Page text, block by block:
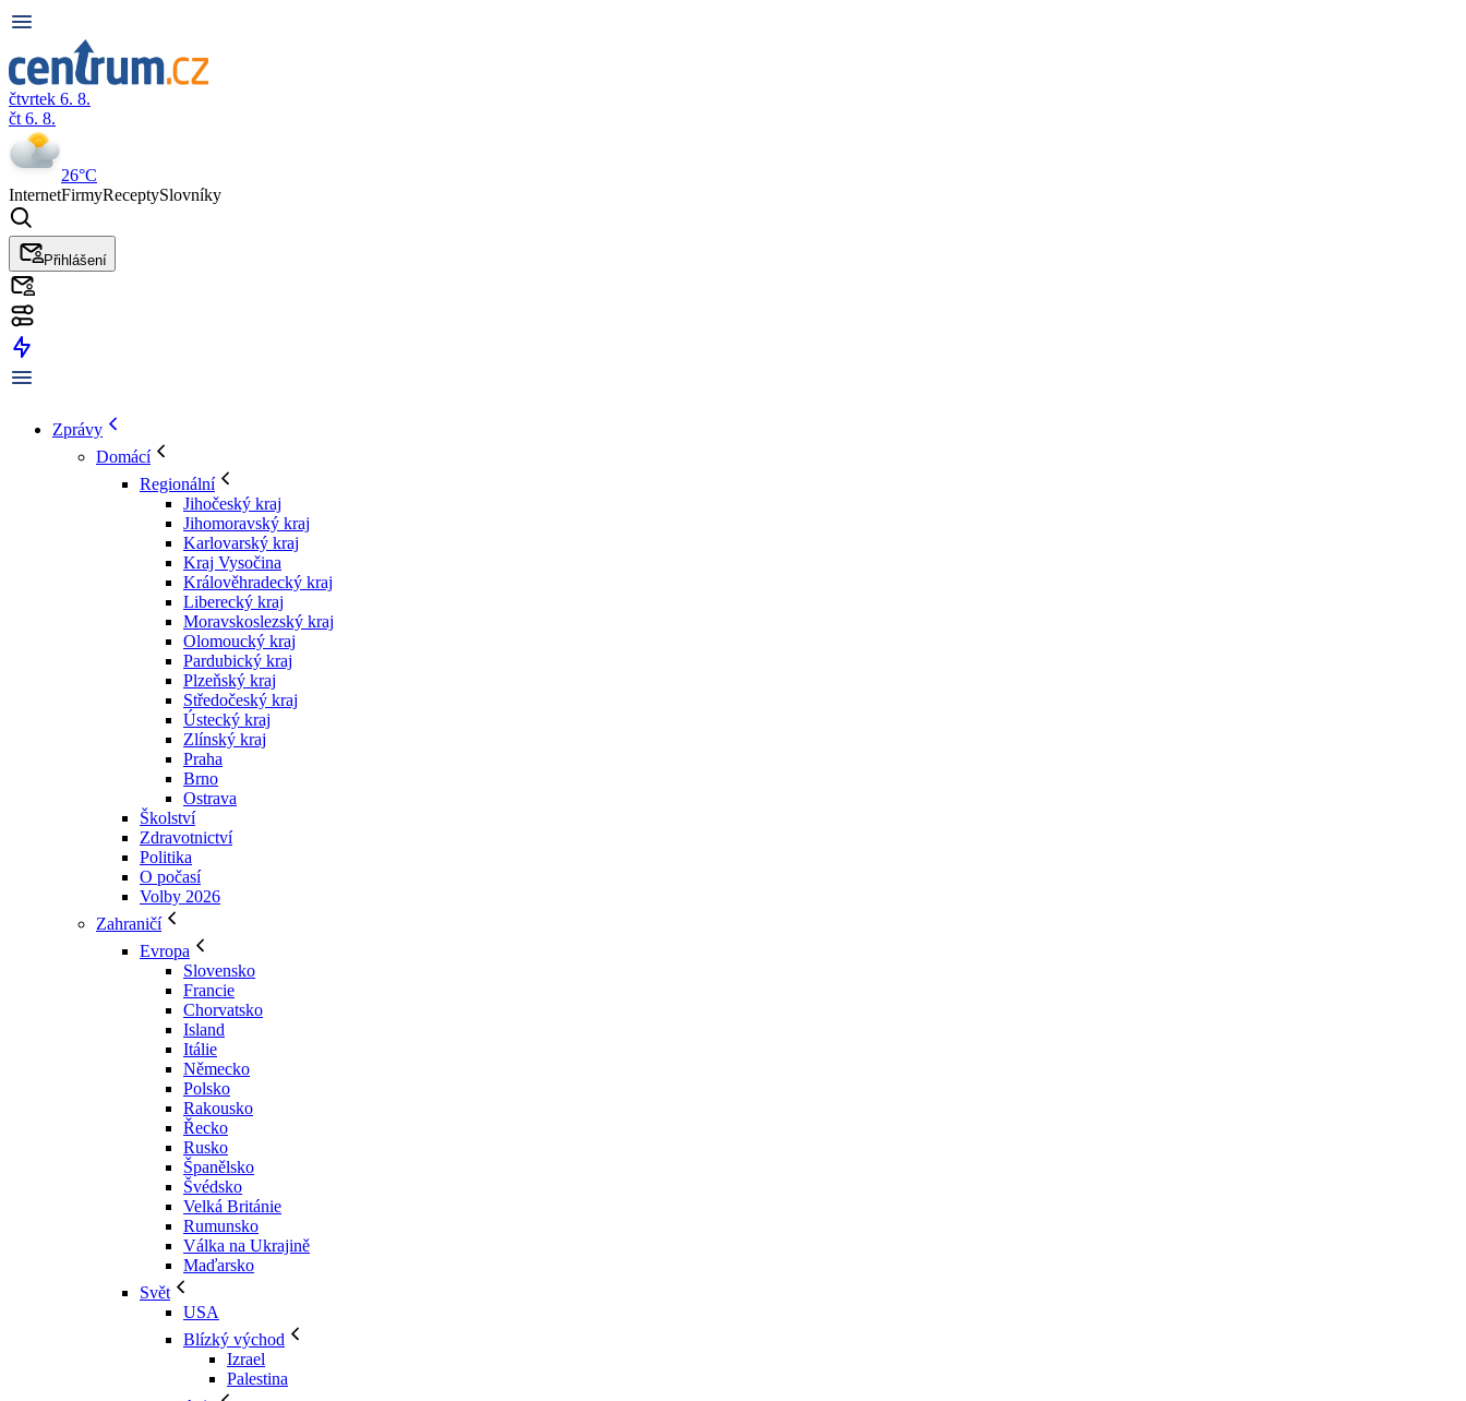
čtvrtek 6. 8.
čt 6. 8.
26°C
InternetFirmyReceptySlovníky
Přihlášení
Zprávy
Domácí
Regionální
Jihočeský kraj
Jihomoravský kraj
Karlovarský kraj
Kraj Vysočina
Králověhradecký kraj
Liberecký kraj
Moravskoslezský kraj
Olomoucký kraj
Pardubický kraj
Plzeňský kraj
Středočeský kraj
Ústecký kraj
Zlínský kraj
Praha
Brno
Ostrava
Školství
Zdravotnictví
Politika
O počasí
Volby 2026
Zahraničí
Evropa
Slovensko
Francie
Chorvatsko
Island
Itálie
Německo
Polsko
Rakousko
Řecko
Rusko
Španělsko
Švédsko
Velká Británie
Rumunsko
Válka na Ukrajině
Maďarsko
Svět
USA
Blízký východ
Izrael
Palestina